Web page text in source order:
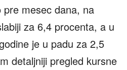
mesec dana, na
za 6,4 procenta, a u
je u padu za 2,5
detaljniji pregled kursne